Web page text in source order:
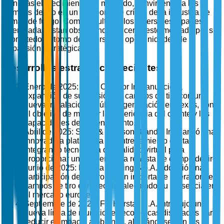
aún más el crecimiento del mercado, convirtiendo a los
campos de tiro en un componente crítico de la industria de
armas de fuego. Como resultado, los inversores y partes
interesadas están observando de cerca este mercado por su
prometedor retorno de inversión y oportunidades de
expansión estratégica.
Desarrollos estratégicos recientes
Enero de 2025: Vista Outdoor Inc. anunció la
expansión de su división de campos de tiro con una
nueva instalación de última generación en Texas, con
el objetivo de mejorar la experiencia del cliente y las
capacidades de entrenamiento.
Abril de 2025: Smith & Wesson Brands, Inc. lanzó una
innovadora plataforma de entrenamiento digital,
integrando tecnología de realidad virtual para
proporcionar una experiencia realista de campo de tiro.
Junio de 2025: Beretta Holding S.p.A. adquirió una
participación de control en un importante operador de
campos de tiro europeo, fortaleciendo su presencia en
el mercado europeo.
Septiembre de 2025: FN Herstal, S.A. introdujo una
nueva línea de municiones ecológicas diseñadas para
reducir el impacto ambiental, alineándose con las